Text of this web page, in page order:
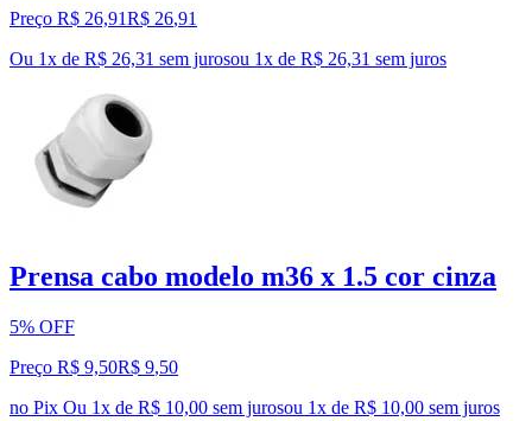
Preço R$ 26,91R$ 26,91
Ou 1x de R$ 26,31 sem jurosou 1x de R$ 26,31 sem juros
Prensa cabo modelo m36 x 1.5 cor cinza
5% OFF
Preço R$ 9,50R$ 9,50
no Pix Ou 1x de R$ 10,00 sem jurosou 1x de R$ 10,00 sem juros